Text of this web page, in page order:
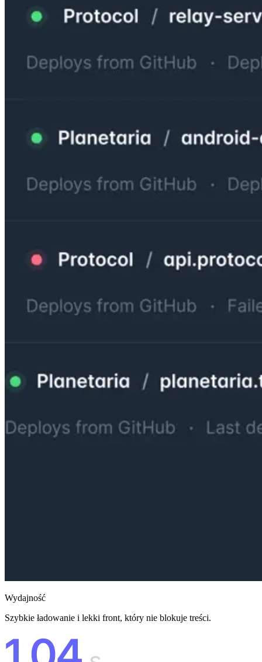
Wydajność
Szybkie ładowanie i lekki front, który nie blokuje treści.